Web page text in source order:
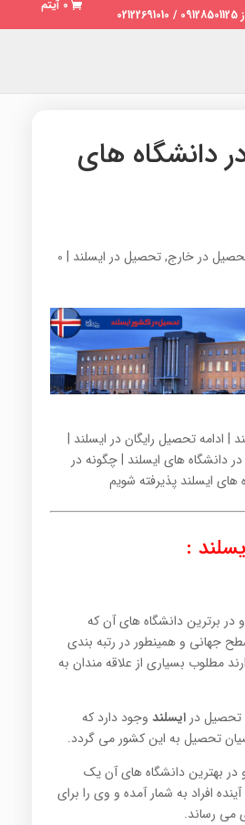
0 آیتم
دانشگاه های
در خارج,تحصیل در ایسلند |
0
| ادامه تحصیل رایگان در ایسلند |
دانشگاه های ایسلند | چگونه در
های ایسلند پذیرفته شویم
:
در برترین دانشگاه های آن که
جهانی و همینطور در رتبه بندی
مطلوب بسیاری از علاقه مندان به
تحصیل در ایسلندوجود دارد که
تحصیل به این کشور می گردد.
در بهترین دانشگاه های آن یک
افراد به شمار آمده و وی را برای
می رساند.